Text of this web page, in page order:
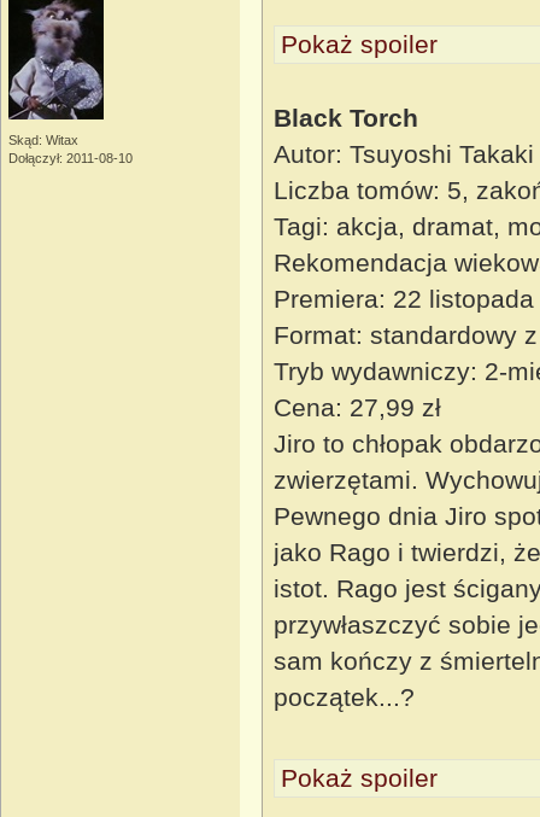
Skąd: Witax
Dołączył: 2011-08-10
Pokaż spoiler
Black Torch
Autor: Tsuyoshi Takaki
Liczba tomów: 5,
Tagi: akcja, dramat,
Rekomendacja
Premiera: 22
Format: standardowy
Tryb wydawniczy: 2-
Cena: 27,99 zł
Jiro to chłopak
zwierzętami.
Pewnego dnia Jiro
jako Rago i twierdzi,
istot. Rago jest
przywłaszczyć sobie
sam kończy z
początek...?
Pokaż spoiler